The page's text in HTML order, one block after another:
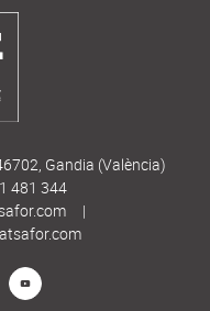
Gandia (València)
481 344
|